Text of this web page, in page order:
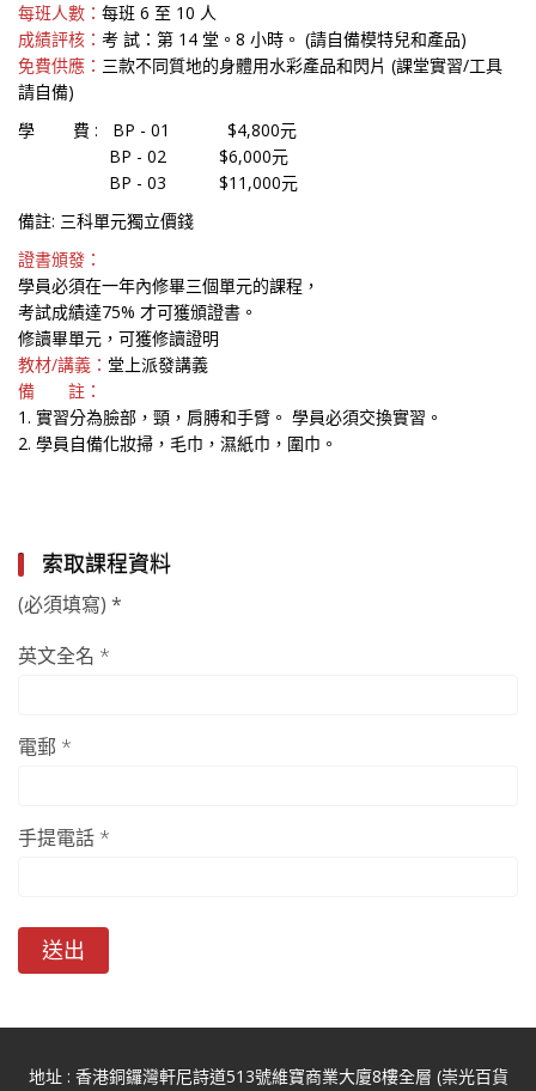
每班人數： 每班 6 至 10 人
成績評核： 考 試：第 14 堂。8 小時。 (請自備模特兒和產品)
免費供應： 三款不同質地的身體用水彩產品和閃片 (課堂實習/工具
請自備)
學 費 : BP - 01 $4,800元
BP - 02 $6,000元
BP - 03 $11,000元
備註: 三科單元獨立價錢
證書頒發：
學員必須在一年內修畢三個單元的課程，
考試成績達75% 才可獲頒證書。
修讀畢單元，可獲修讀證明
教材/講義： 堂上派發講義
備 註：
1. 實習分為臉部，頸，肩膊和手臂。 學員必須交換實習。
2. 學員自備化妝掃，毛巾，濕紙巾，圍巾。
索取課程資料
(必須填寫) *
英文全名 *
電郵 *
手提電話 *
送出
地址 : 香港銅鑼灣軒尼詩道513號維寶商業大廈8樓全層 (崇光百貨